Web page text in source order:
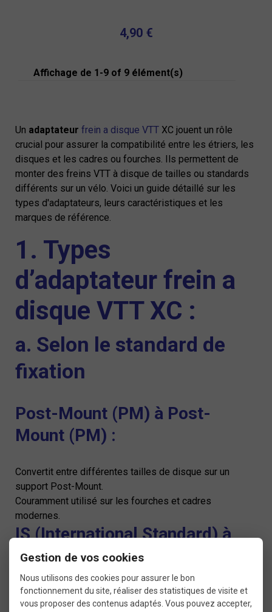
4,90 €
Affichage de 1-9 of 9 élément(s)
Un adaptateur frein a disque VTT XC jouent un rôle
crucial pour assurer la compatibilité entre les étriers, les
disques et les cadres ou fourches. Ils permettent de
monter des freins VTT à disque de tailles ou standards
différents sur un vélo. Voici un guide détaillé sur les
types d'adaptateurs, leurs caractéristiques et les
marques de référence.
1. Types
d’adaptateur frein a
disque VTT XC :
a. Selon le standard de
fixation
Post-Mount (PM) à Post-
Mount (PM) :
Convertit entre différentes tailles de disque sur un
support Post-Mount.
Couramment utilisé sur les fourches et cadres
modernes.
IS (International Standard) à
Post-Mount (PM) :
Permet de fixer un étrier Post-Mount sur un cadre ou une
fourche au standard IS.
Gestion de vos cookies
Nous utilisons des cookies pour assurer le bon
fonctionnement du site, réaliser des statistiques de visite et
vous proposer des contenus adaptés. Vous pouvez accepter,